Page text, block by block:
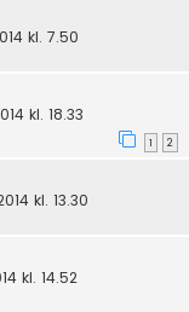
kl. 7.50
kl. 18.33
1 2
kl. 13.30
kl. 14.52